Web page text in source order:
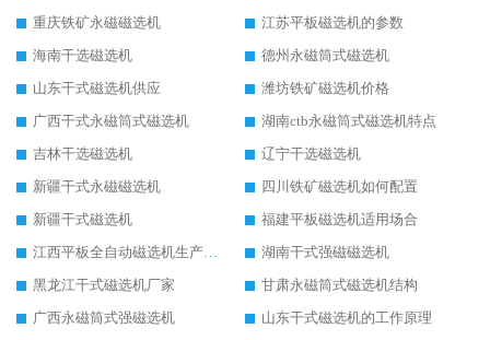
重庆铁矿永磁磁选机
江苏平板磁选机的参数
海南干选磁选机
德州永磁筒式磁选机
山东干式磁选机供应
潍坊铁矿磁选机价格
广西干式永磁筒式磁选机
湖南ctb永磁筒式磁选机特点
吉林干选磁选机
辽宁干选磁选机
新疆干式永磁磁选机
四川铁矿磁选机如何配置
新疆干式磁选机
福建平板磁选机适用场合
江西平板全自动磁选机生产厂家
湖南干式强磁磁选机
黑龙江干式磁选机厂家
甘肃永磁筒式磁选机结构
广西永磁筒式强磁选机
山东干式磁选机的工作原理